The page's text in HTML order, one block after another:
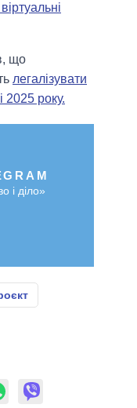
що
легалізувати
2025 року.
і діло»